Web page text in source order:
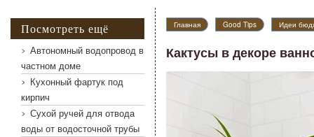
Главная Good Tips Идеи
Кактусы в декоре
Кактусы в декоре ванной
Посмотреть ещё
Автономный водопровод в
частном доме
Кухонный фартук под
кирпич
Сухой ручей для отвода
воды от водосточной трубы